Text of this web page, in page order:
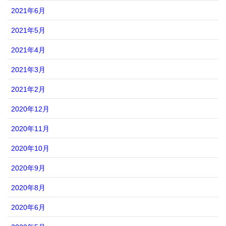
2021年6月
2021年5月
2021年4月
2021年3月
2021年2月
2020年12月
2020年11月
2020年10月
2020年9月
2020年8月
2020年6月